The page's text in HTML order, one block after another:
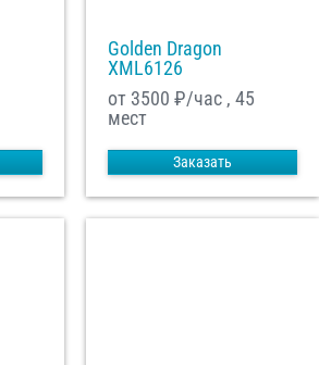
Golden Dragon
XML6126
от 3500 ₽/час , 45
мест
Заказать